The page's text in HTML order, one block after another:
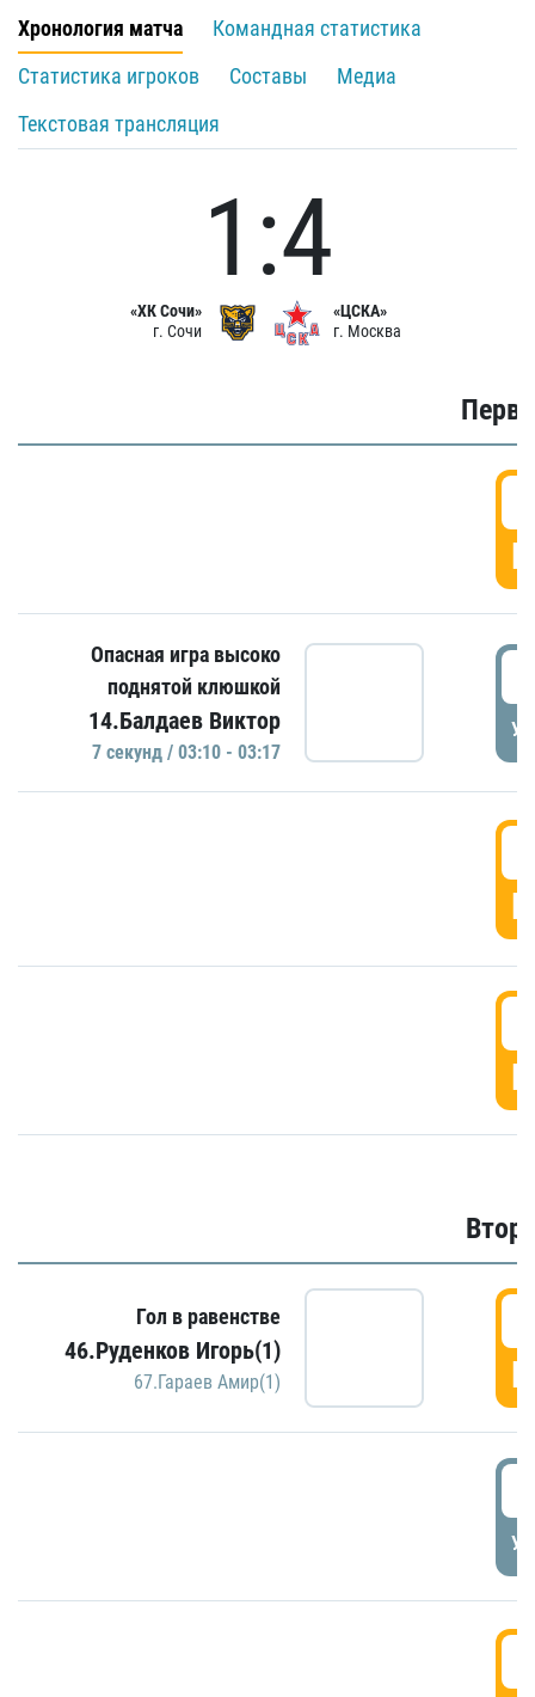
Хронология матча
Командная статистика
Статистика игроков
Составы
Медиа
Текстовая трансляция
«ХК Сочи»
г. Сочи
1:4
«ЦСКА»
г. Москва
Опасная игра высоко
поднятой клюшкой
14.Балдаев Виктор
7 секунд / 03:10 - 03:17
Гол в равенстве
46.Руденков Игорь(1)
67.Гараев Амир(1)